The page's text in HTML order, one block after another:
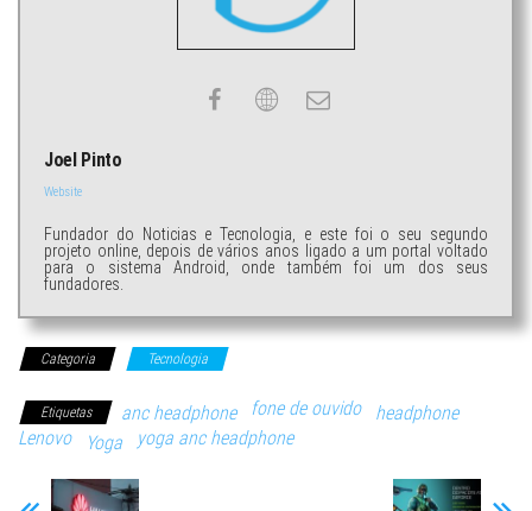
Joel Pinto
Website
Fundador do Noticias e Tecnologia, e este foi o seu segundo
projeto online, depois de vários anos ligado a um portal voltado
para o sistema Android, onde também foi um dos seus
fundadores.
Categoria Tecnologia
Etiquetas anc headphone fone de ouvido
headphone
Lenovo
Yoga yoga anc headphone